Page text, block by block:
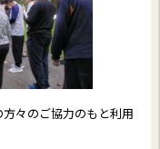
々のご協力のもと利用